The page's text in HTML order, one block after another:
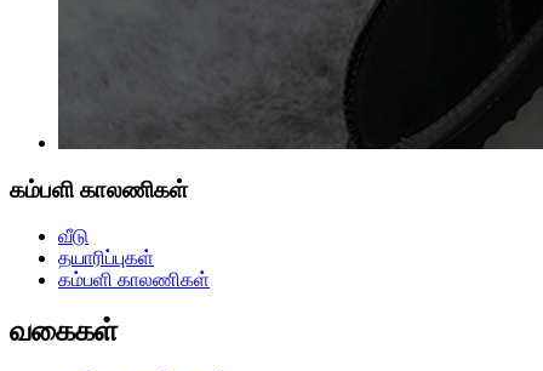
கம்பளி காலணிகள்
வீடு
தயாரிப்புகள்
கம்பளி காலணிகள்
வகைகள்